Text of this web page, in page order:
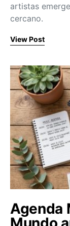
artistas
cercano.
View Post
Agenda